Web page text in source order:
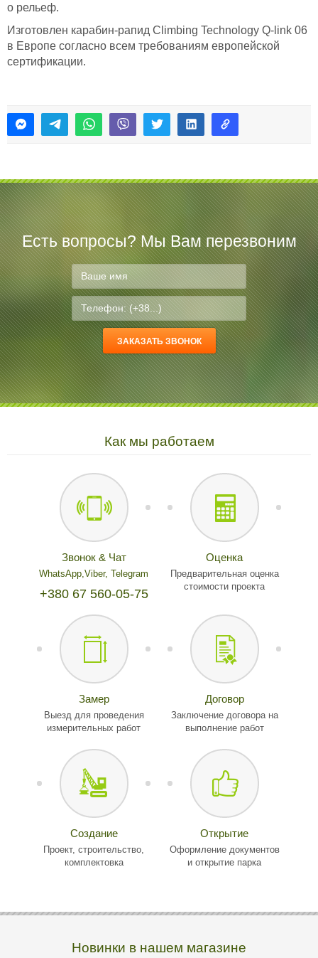
о рельеф.
Изготовлен карабин-рапид Climbing Technology Q-link 06
в Европе согласно всем требованиям европейской
сертификации.
Есть вопросы? Мы Вам перезвоним
Как мы работаем
Звонок & Чат
WhatsApp, Viber, Telegram
+380 67 560-05-75
Оценка
Предварительная оценка
стоимости проекта
Замер
Выезд для проведения
измерительных работ
Договор
Заключение договора на
выполнение работ
Создание
Проект, строительство,
комплектовка
Открытие
Оформление документов
и открытие парка
Новинки в нашем магазине